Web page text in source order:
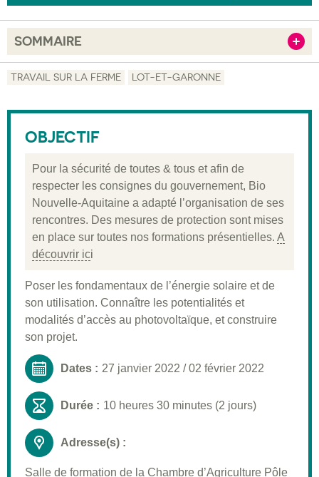
SOMMAIRE
Validation
Moyens pédagogiques
Informations pratiques
TRAVAIL SUR LA FERME LOT-ET-GARONNE
OBJECTIF
Pour la sécurité de toutes & tous et afin de
respecter les consignes du gouvernement, Bio
Nouvelle-Aquitaine a adapté l’organisation de ses
rencontres. Des mesures de protection sont mises
en place sur toutes nos formations présentielles. A
découvrir ici
Poser les fondamentaux de l’énergie solaire et de
son utilisation. Connaître les potentialités et
modalités d’accès au photovoltaïque, et construire
son projet.
Dates : 27 janvier 2022 /02 février 2022
Durée : 10 heures 30 minutes (2 jours)
Adresse(s) :
Salle de formation de la Chambre d’Agriculture Pôle